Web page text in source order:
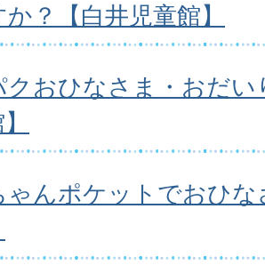
？【白井児童館】
クおひなさま・おだい
ゃんポケットでおひな